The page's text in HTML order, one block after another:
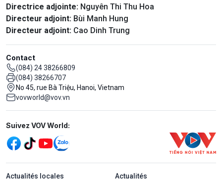
Directrice adjointe: Nguyên Thi Thu Hoa
Directeur adjoint: Bùi Manh Hung
Directeur adjoint: Cao Dinh Trung
Contact
(084) 24 38266809
(084) 38266707
No 45, rue Bà Triệu, Hanoi, Vietnam
vovworld@vov.vn
Mạng xã hội
Suivez VOV World:
menu footer tiếng Pháp
Actualités locales Actualités